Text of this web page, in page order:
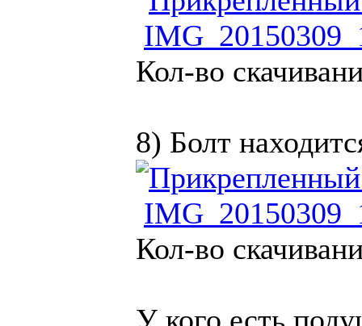
Кол-во
8) Болт
Кол-во